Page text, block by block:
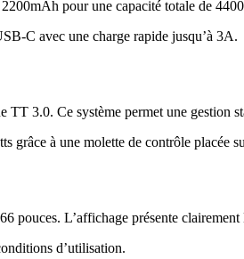
pour une capacité totale de
C avec une charge rapide jusqu’à 3A.
3.0. Ce système permet une gestion
grâce à une molette de contrôle placée
pouces. L’affichage présente
d’utilisation.